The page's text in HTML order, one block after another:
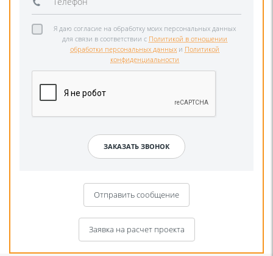
Я даю согласие на обработку моих персональных данных
для связи в соответствии с Политикой в отношении
обработки персональных данных и Политикой
конфиденциальности
Отправить сообщение
Заявка на расчет проекта